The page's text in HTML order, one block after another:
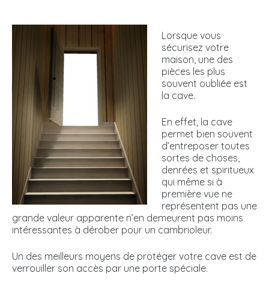
Lorsque vous
sécurisez votre
maison, une des
pièces les plus
souvent oubliée est
la cave.
En effet, la cave
permet bien souvent
d’entreposer toutes
sortes de choses,
denrées et spiritueux
qui même si à
première vue ne
représentent pas une
grande valeur apparente n’en demeurent pas moins
intéressantes à dérober pour un cambrioleur.
Un des meilleurs moyens de protéger votre cave est de
verrouiller son accès par une porte spéciale.